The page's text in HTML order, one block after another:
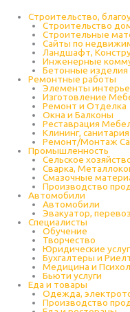
Строительство,
Строительство
Строительные
Сайты по
Ландшафт,
Инженерные
Бетонные изделия
Ремонтные работы
Элементы
Изготовление
Ремонт и Отделка
Окна и Балконы
Реставрация
Клининг, санитария
Ремонт/Монтаж
Промышленность
Cельское
Сварка,
Cмазочные
Производство
Автомобили
Автомобили
Эвакуатор,
Специалисты
Обучение
Творчество
Юридические
Бухгалтеры и
Медицина и
Бьюти услуги
Еда и товары
Одежда,
Производство